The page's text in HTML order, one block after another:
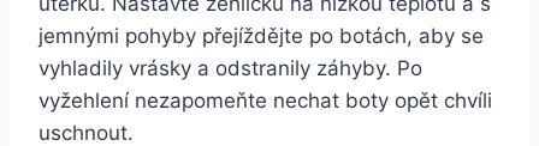
jemnými pohyby‌ přejíždějte ​po botách, aby se
vyhladily vrásky a odstranily záhyby.⁢ Po
vyžehlení nezapomeňte nechat boty opět chvíli
uschnout.